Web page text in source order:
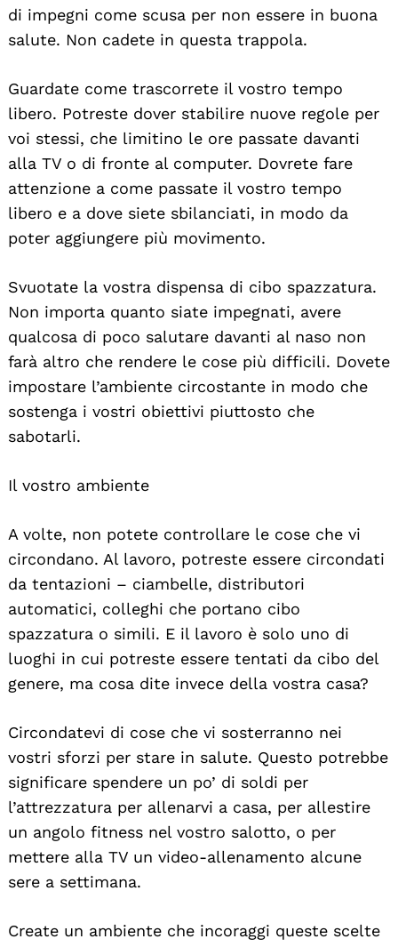
di impegni come scusa per non essere in buona
salute. Non cadete in questa trappola.
Guardate come trascorrete il vostro tempo
libero. Potreste dover stabilire nuove regole per
voi stessi, che limitino le ore passate davanti
alla TV o di fronte al computer. Dovrete fare
attenzione a come passate il vostro tempo
libero e a dove siete sbilanciati, in modo da
poter aggiungere più movimento.
Svuotate la vostra dispensa di cibo spazzatura.
Non importa quanto siate impegnati, avere
qualcosa di poco salutare davanti al naso non
farà altro che rendere le cose più difficili. Dovete
impostare l’ambiente circostante in modo che
sostenga i vostri obiettivi piuttosto che
sabotarli.
Il vostro ambiente
A volte, non potete controllare le cose che vi
circondano. Al lavoro, potreste essere circondati
da tentazioni – ciambelle, distributori
automatici, colleghi che portano cibo
spazzatura o simili. E il lavoro è solo uno di
luoghi in cui potreste essere tentati da cibo del
genere, ma cosa dite invece della vostra casa?
Circondatevi di cose che vi sosterranno nei
vostri sforzi per stare in salute. Questo potrebbe
significare spendere un po’ di soldi per
l’attrezzatura per allenarvi a casa, per allestire
un angolo fitness nel vostro salotto, o per
mettere alla TV un video-allenamento alcune
sere a settimana.
Create un ambiente che incoraggi queste scelte
For: